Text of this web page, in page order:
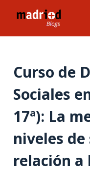
l
a
n
Curso de
Sociales
17ª): La
niveles de
relación a